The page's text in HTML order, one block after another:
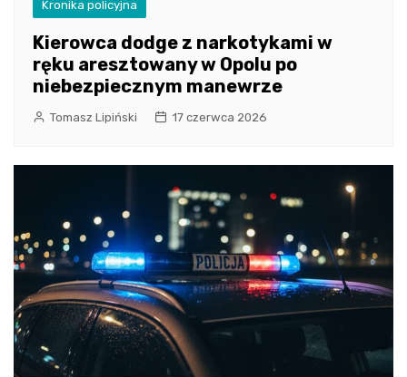
Kronika policyjna
Kierowca dodge z narkotykami w
ręku aresztowany w Opolu po
niebezpiecznym manewrze
Tomasz Lipiński 17 czerwca 2026